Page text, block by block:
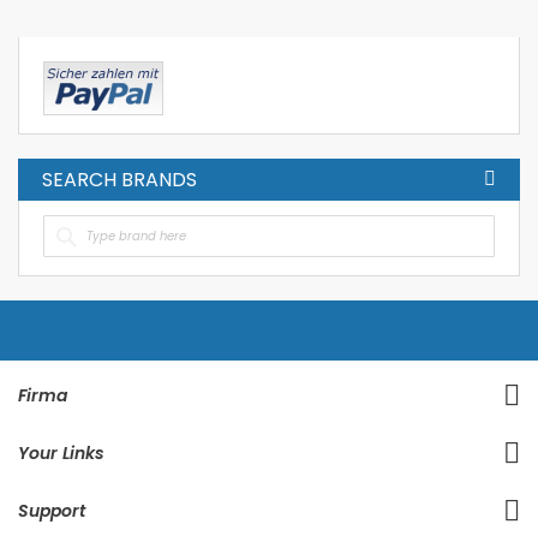
SEARCH BRANDS
Firma
Your Links
Support